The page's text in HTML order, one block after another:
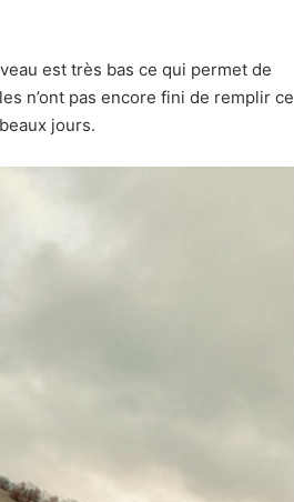
est très bas ce qui permet de
n’ont pas encore fini de remplir ce
jours.